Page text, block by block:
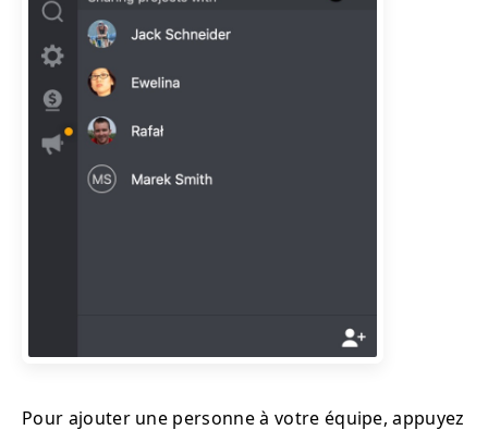
Pour ajouter une personne à votre équipe, appuyez